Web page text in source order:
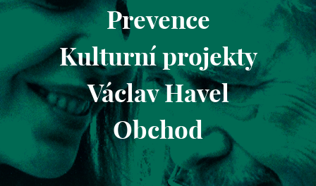
Prevence
Kulturní projekty
Václav Havel
Obchod